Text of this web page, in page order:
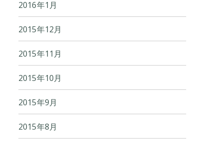
2016年1月
2015年12月
2015年11月
2015年10月
2015年9月
2015年8月